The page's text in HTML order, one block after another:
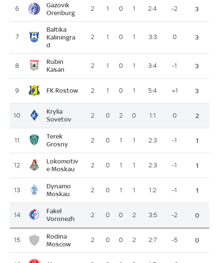
6
Gazovik
Orenburg
2 1 0 1 2:4 -2 3
7
Baltika
Kaliningra
d
2 1 0 1 3:3 0 3
8
Rubin
Kasan
2 1 0 1 3:4 -1 3
9 FK Rostow 2 1 0 1 5:4 +1 3
10
Krylia
Sovetov
2 0 2 0 1:1 0 2
11
Terek
Grosny
2 0 1 1 2:3 -1 1
12
Lokomotiv
e Moskau
2 0 1 1 2:3 -1 1
13
Dynamo
Moskau
2 0 1 1 1:2 -1 1
14
Fakel
Voronezh
2 0 0 2 3:5 -2 0
15
Rodina
Moscow
2 0 0 2 2:7 -5 0